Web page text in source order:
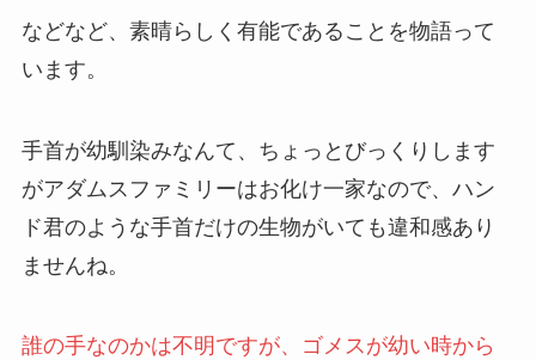
などなど、素晴らしく有能であることを物語って
います。
手首が幼馴染みなんて、ちょっとびっくりします
がアダムスファミリーはお化け一家なので、ハン
ド君のような手首だけの生物がいても違和感あり
ませんね。
誰の手なのかは不明ですが、ゴメスが幼い時から